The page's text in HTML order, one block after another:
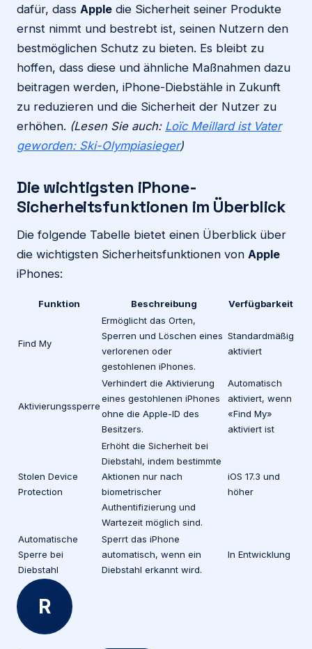
dafür, dass Apple die Sicherheit seiner Produkte
ernst nimmt und bestrebt ist, seinen Nutzern den
bestmöglichen Schutz zu bieten. Es bleibt zu
hoffen, dass diese und ähnliche Maßnahmen dazu
beitragen werden, iPhone-Diebstähle in Zukunft
zu reduzieren und die Sicherheit der Nutzer zu
erhöhen. (Lesen Sie auch: Loïc Meillard ist Vater
geworden: Ski-Olympiasieger)
Die wichtigsten iPhone-
Sicherheitsfunktionen im Überblick
Die folgende Tabelle bietet einen Überblick über
die wichtigsten Sicherheitsfunktionen von Apple
iPhones:
Funktion Beschreibung Verfügbarkeit
Find My
Ermöglicht das Orten,
Sperren und Löschen eines
verlorenen oder
gestohlenen iPhones.
Standardmäßig
aktiviert
Aktivierungssperre
Verhindert die Aktivierung
eines gestohlenen iPhones
ohne die Apple-ID des
Besitzers.
Automatisch
aktiviert, wenn
«Find My»
aktiviert ist
Stolen Device
Protection
Erhöht die Sicherheit bei
Diebstahl, indem bestimmte
Aktionen nur nach
biometrischer
Authentifizierung und
Wartezeit möglich sind.
iOS 17.3 und
höher
Automatische
Sperre bei
Diebstahl
Sperrt das iPhone
automatisch, wenn ein
Diebstahl erkannt wird.
In Entwicklung
R